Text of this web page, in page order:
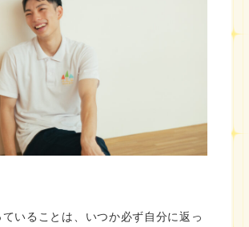
ていることは、いつか必ず自分に返っ